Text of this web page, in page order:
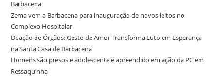
Barbacena
Zema vem a Barbacena para inauguração de novos leitos no
Complexo Hospitalar
Doação de Órgãos: Gesto de Amor Transforma Luto em Esperança
na Santa Casa de Barbacena
Homens são presos e adolescente é apreendido em ação da PC em
Ressaquinha